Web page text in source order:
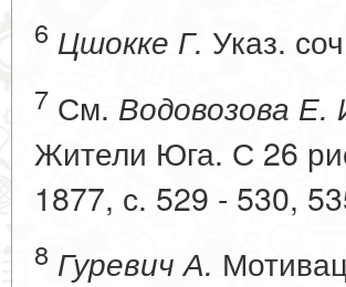
6 Цшокке Г. Указ.
7 См. Водовозова Е.
Жители Юга. С 26
1877, с. 529 - 530,
8 Гуревич А.